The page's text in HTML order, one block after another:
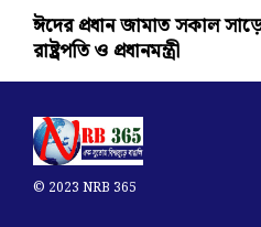
ঈদের প্রধান জামাত সকাল
রাষ্ট্রপতি ও প্রধানমন্ত্রী
© 2023 NRB 365